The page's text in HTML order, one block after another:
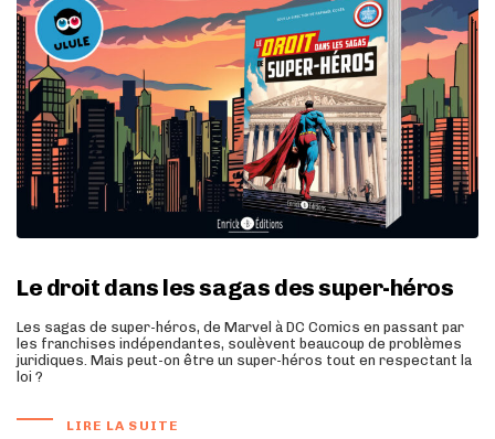
Le droit dans les sagas des super-héros
Les sagas de super-héros, de Marvel à DC Comics en passant par
les franchises indépendantes, soulèvent beaucoup de problèmes
juridiques. Mais peut-on être un super-héros tout en respectant la
loi ?
LIRE LA SUITE